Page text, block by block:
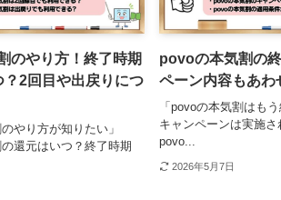
のやり方！終了時期
？2回目や出戻りにつ
やり方が知りたい」
の還元はいつ？終了時期
povoの本気割の
ペーン内容もあわ
「povoの本気割はも
キャンペーンは実施さ
povo...
2026年5月7日